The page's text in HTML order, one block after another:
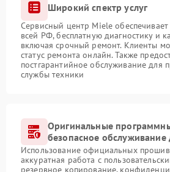
Широкий спектр услуг
Сервисный центр Miele обеспечивает
всей РФ, бесплатную диагностику и
включая срочный ремонт. Клиенты
статус ремонта онлайн. Также
постгарантийное обслуживание для
службы техники
Оригинальные
безопасное
Использование официальных
аккуратная работа с
резервное копирование,